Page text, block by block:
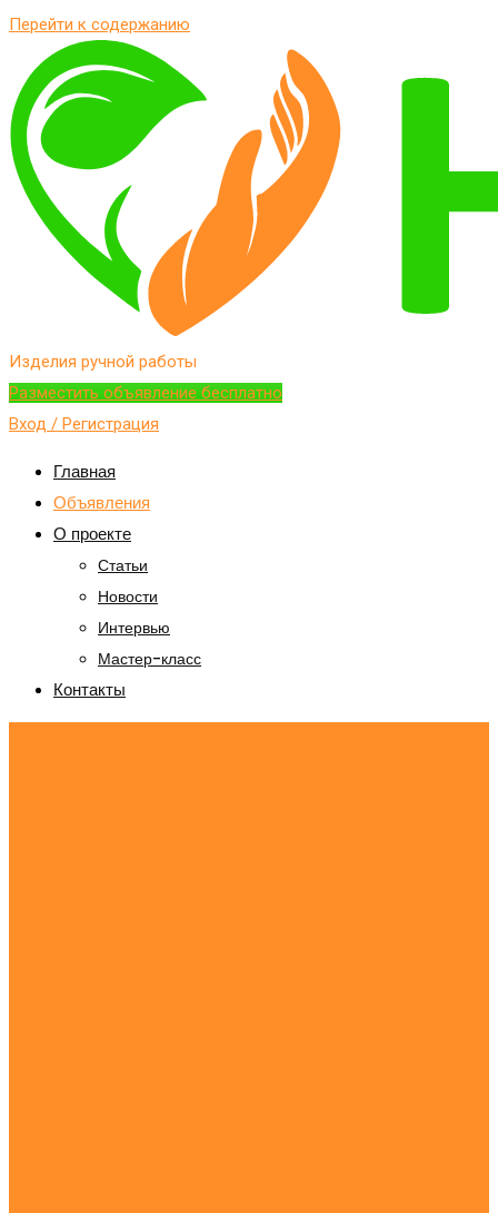
Перейти к содержанию
Изделия ручной работы
Разместить объявление бесплатно
Вход / Регистрация
Главная
Объявления
О проекте
Статьи
Новости
Интервью
Мастер-класс
Контакты